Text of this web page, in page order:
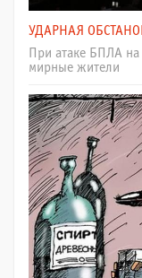
УДАРНАЯ
При атаке БПЛА
мирные жители